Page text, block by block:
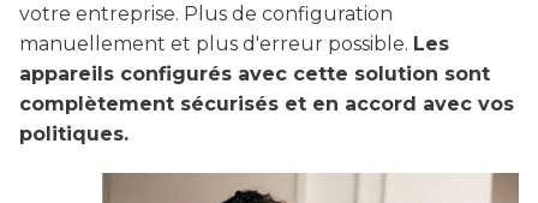
votre entreprise. Plus de configuration
manuellement et plus d'erreur possible. Les
appareils configurés avec cette solution sont
complètement sécurisés et en accord avec vos
politiques.